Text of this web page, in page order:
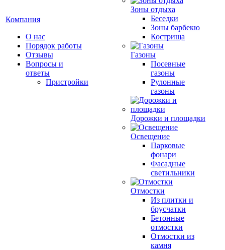
Компания
О нас
Порядок работы
Отзывы
Вопросы и
ответы
Пристройки
Зоны отдыха
Беседки
Зоны барбекю
Кострища
Газоны
Посевные
газоны
Рулонные
газоны
Дорожки и площадки
Освещение
Парковые
фонари
Фасадные
светильники
Отмостки
Из плитки и
брусчатки
Бетонные
отмостки
Отмостки из
камня